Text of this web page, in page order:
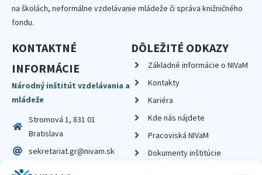
na školách, neformálne vzdelávanie mládeže či správa knižničného
fondu.
KONTAKTNÉ
INFORMÁCIE
Národný inštitút vzdelávania a
mládeže
Stromová 1, 831 01
Bratislava
sekretariat.gr@nivam.sk
IČO: 00164348
DÔLEŽITÉ ODKAZY
Základné informácie o NIVaM
Kontakty
Kariéra
Kde nás nájdete
Pracoviská NIVaM
Dokumenty inštitúcie